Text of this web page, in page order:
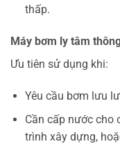
thấp.
Máy bơm ly tâm
Ưu tiên sử dụng khi:
Yêu cầu bơm lưu
Cần cấp nước cho
trình xây dựng,